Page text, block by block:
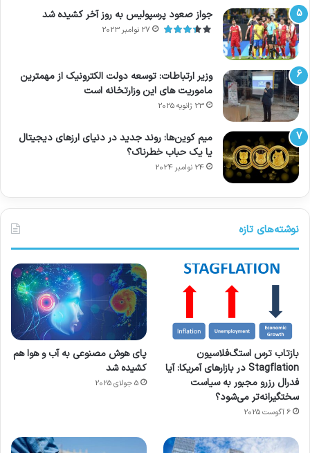
جواز صعود پرسپولیس به روز آخر کشیده شد
27 نوامبر 2023
وزیر ارتباطات: توسعه دولت الکترونیک از مهمترین
ماموریت های این وزارتخانه است
23 ژانویه 2025
میم کوین‌ها: روند جدید در دنیای ارزهای دیجیتال
یا یک حباب خطرناک؟
24 نوامبر 2024
نوشته‌های تازه
بازتاب ترس استگ‌فلاسیون
Stagflation در بازارهای آمریکا: آیا
فدرال رزرو مجبور به سیاست
سختگیرانه‌تر می‌شود؟
6 آگوست 2025
پای هوش مصنوعی به آب و هوا هم
کشیده شد
5 جولای 2025